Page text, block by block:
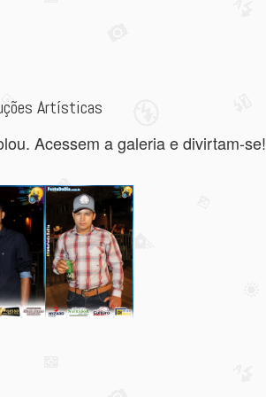
Artísticas
Acessem a galeria e divirtam-se!